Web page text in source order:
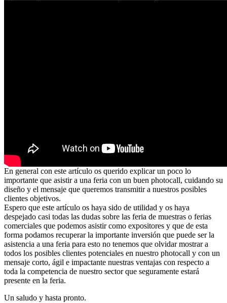
En general con este artículo os querido explicar un poco lo
importante que asistir a una feria con un buen photocall, cuidando su
diseño y el mensaje que queremos transmitir a nuestros posibles
clientes objetivos.
Espero que este artículo os haya sido de utilidad y os haya
despejado casi todas las dudas sobre las feria de muestras o ferias
comerciales que podemos asistir como expositores y que de esta
forma podamos recuperar la importante inversión que puede ser la
asistencia a una feria para esto no tenemos que olvidar mostrar a
todos los posibles clientes potenciales en nuestro photocall y con un
mensaje corto, ágil e impactante nuestras ventajas con respecto a
toda la competencia de nuestro sector que seguramente estará
presente en la feria.
Un saludo y hasta pronto.